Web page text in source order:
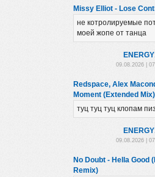
Missy Elliot - Lose
не котролируемые
моей жопе от танца
09.08.2026 |
Redspace, Alex
Moment (Extended Mix)
туц туц туц клопам
09.08.2026 |
No Doubt - Hella Good
Remix)